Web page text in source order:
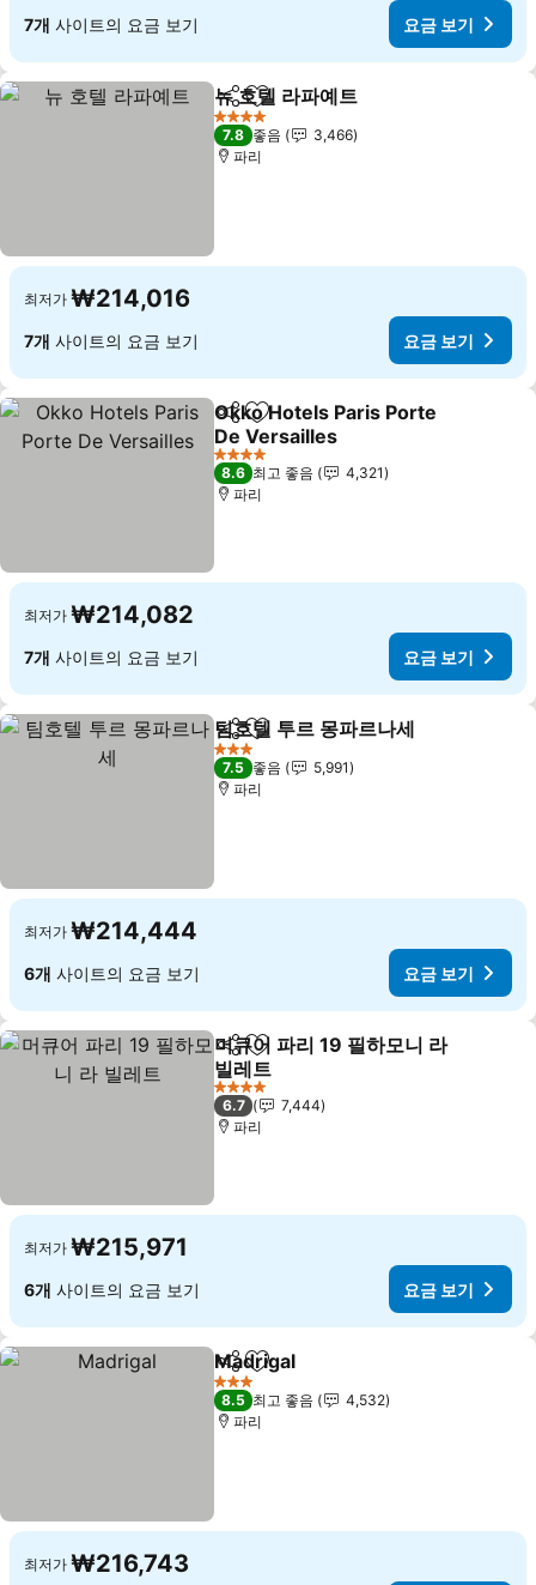
7개 사이트의 요금 보기 요금 보기
공유 즐겨찾기에 추가
뉴 호텔 라파예트
4 성급
7.8 좋음
3,466
파리
최저가 ₩214,016
7개 사이트의 요금 보기 요금 보기
공유 즐겨찾기에 추가
Okko Hotels Paris Porte
De Versailles
4 성급
8.6 최고 좋음
4,321
파리
최저가 ₩214,082
7개 사이트의 요금 보기 요금 보기
공유 즐겨찾기에 추가
팀호텔 투르 몽파르나세
3 성급
7.5 좋음
5,991
파리
최저가 ₩214,444
6개 사이트의 요금 보기 요금 보기
공유 즐겨찾기에 추가
머큐어 파리 19 필하모니 라
빌레트
4 성급
6.7
7,444
파리
최저가 ₩215,971
6개 사이트의 요금 보기 요금 보기
공유 즐겨찾기에 추가
Madrigal
3 성급
8.5 최고 좋음
4,532
파리
최저가 ₩216,743